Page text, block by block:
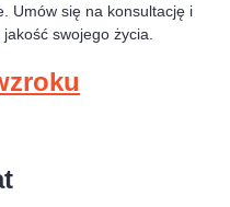
Umów się na konsultację i
swojego życia.